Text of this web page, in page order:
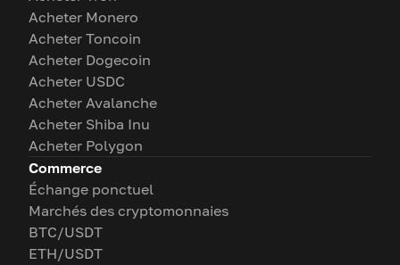
Acheter Monero
Acheter Toncoin
Acheter Dogecoin
Acheter USDC
Acheter Avalanche
Acheter Shiba Inu
Acheter Polygon
Commerce
Échange ponctuel
Marchés des cryptomonnaies
BTC/USDT
ETH/USDT